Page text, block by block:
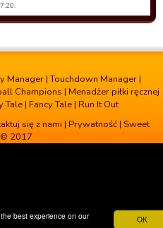
OK
best experience on our
Manager |Touchdown Manager |
Champions | Menadżer piłki ręcznej
Tale | Fancy Tale | Run It Out
się z nami | Prywatność | Sweet
2017